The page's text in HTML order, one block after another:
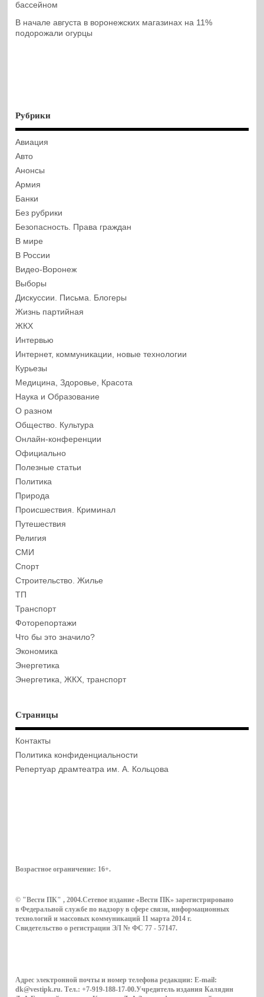
бассейном
В начале августа в воронежских магазинах на 11%
подорожали огурцы
Рубрики
Авиация
Авто
Анонсы
Армия
Банки
Без рубрики
Безопасность. Права граждан
В мире
В России
Видео-Воронеж
Выборы
Дискуссии. Письма. Блогеры
Жизнь партийная
ЖКХ
Интервью
Интернет, коммуникации, новые технологии
Курьезы
Медицина, Здоровье, Красота
Наука и Образование
О разном
Общество. Культура
Онлайн-конференции
Официально
Полезные статьи
Политика
Природа
Происшествия. Криминал
Путешествия
Религия
СМИ
Спорт
Строительство. Жилье
ТП
Транспорт
Фоторепортажи
Что бы это значило?
Экономика
Энергетика
Энергетика, ЖКХ, транспорт
Страницы
Контакты
Политика конфиденциальности
Репертуар драмтеатра им. А. Кольцова
Возрастное ограничение: 16+.
© "Вести ПК" , 2004.Сетевое издание «Вести ПК» зарегистрировано
в Федеральной службе по надзору в сфере связи, информационных
технологий и массовых коммуникаций 11 марта 2014 г.
Свидетельство о регистрации ЭЛ № ФС 77 - 57147.
Адрес электронной почты и номер телефона редакции: E-mail:
dk@vestipk.ru. Тел.: +7-919-188-17-00.Учредитель издания Калядин